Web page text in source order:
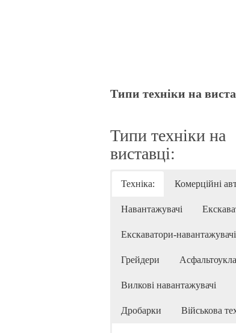
Типи техніки на
Типи техніки на
виставці:
Техніка: Комерційні
Навантажувачі
Екскаватори-навантажувачі
Грейдери
Вилкові навантажувачі
Дробарки Військова